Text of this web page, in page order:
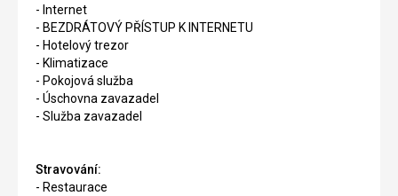
- Internet
- BEZDRÁTOVÝ PŘÍSTUP K INTERNETU
- Hotelový trezor
- Klimatizace
- Pokojová služba
- Úschovna zavazadel
- Služba zavazadel
Stravování:
- Restaurace